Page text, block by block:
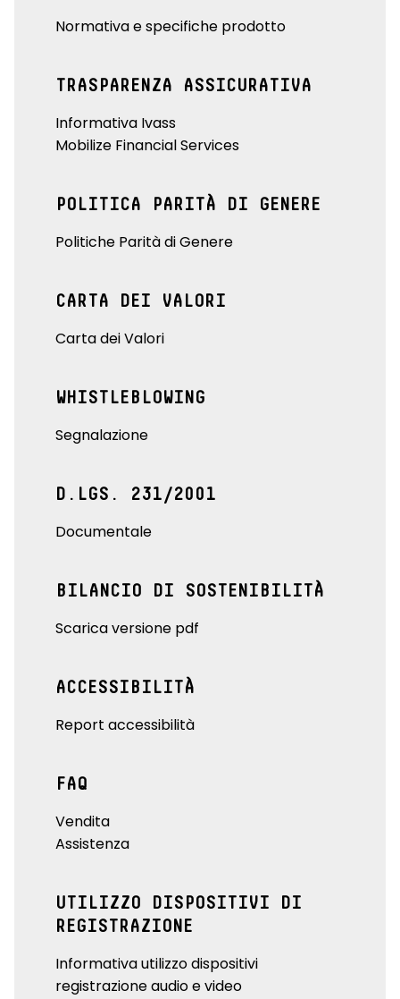
Normativa e specifiche prodotto
TRASPARENZA ASSICURATIVA
Informativa Ivass
Mobilize Financial Services
POLITICA PARITÀ DI GENERE
Politiche Parità di Genere
CARTA DEI VALORI
Carta dei Valori
WHISTLEBLOWING
Segnalazione
D.LGS. 231/2001
Documentale
BILANCIO DI SOSTENIBILITÀ
Scarica versione pdf
ACCESSIBILITÀ
Report accessibilità
FAQ
Vendita
Assistenza
UTILIZZO DISPOSITIVI DI
REGISTRAZIONE
Informativa utilizzo dispositivi
registrazione audio e video